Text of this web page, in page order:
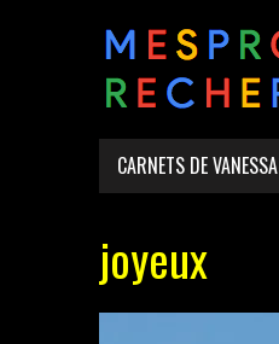
CARNETS DE VANESSA
joyeux